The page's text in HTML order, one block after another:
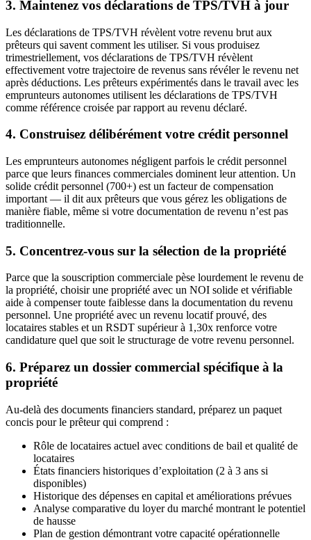
3. Maintenez vos déclarations de TPS/TVH à jour
Les déclarations de TPS/TVH révèlent votre revenu brut aux
prêteurs qui savent comment les utiliser. Si vous produisez
trimestriellement, vos déclarations de TPS/TVH révèlent
effectivement votre trajectoire de revenus sans révéler le revenu net
après déductions. Les prêteurs expérimentés dans le travail avec les
emprunteurs autonomes utilisent les déclarations de TPS/TVH
comme référence croisée par rapport au revenu déclaré.
4. Construisez délibérément votre crédit personnel
Les emprunteurs autonomes négligent parfois le crédit personnel
parce que leurs finances commerciales dominent leur attention. Un
solide crédit personnel (700+) est un facteur de compensation
important — il dit aux prêteurs que vous gérez les obligations de
manière fiable, même si votre documentation de revenu n’est pas
traditionnelle.
5. Concentrez-vous sur la sélection de la propriété
Parce que la souscription commerciale pèse lourdement le revenu de
la propriété, choisir une propriété avec un NOI solide et vérifiable
aide à compenser toute faiblesse dans la documentation du revenu
personnel. Une propriété avec un revenu locatif prouvé, des
locataires stables et un RSDT supérieur à 1,30x renforce votre
candidature quel que soit le structurage de votre revenu personnel.
6. Préparez un dossier commercial spécifique à la
propriété
Au-delà des documents financiers standard, préparez un paquet
concis pour le prêteur qui comprend :
Rôle de locataires actuel avec conditions de bail et qualité de
locataires
États financiers historiques d’exploitation (2 à 3 ans si
disponibles)
Historique des dépenses en capital et améliorations prévues
Analyse comparative du loyer du marché montrant le potentiel
de hausse
Plan de gestion démontrant votre capacité opérationnelle